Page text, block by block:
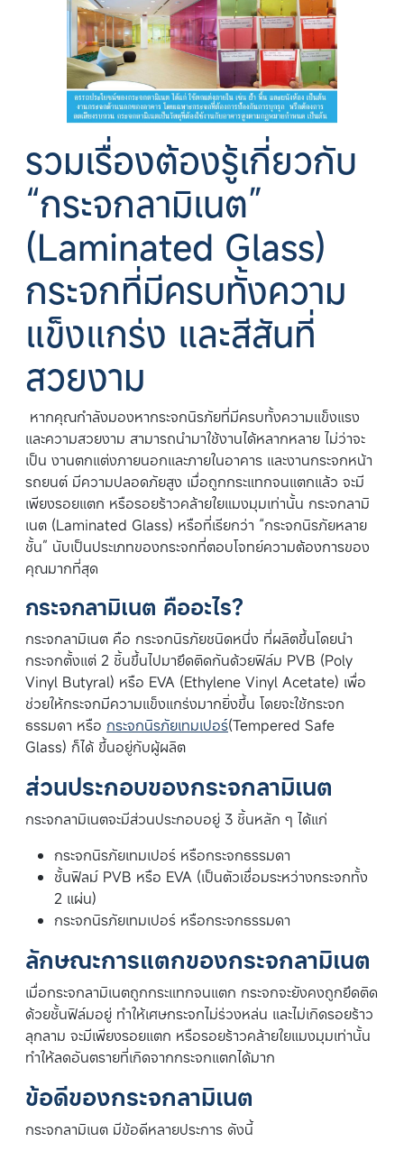
รวมเรื่องต้องรู้เกี่ยวกับ
“กระจกลามิเนต”
(Laminated Glass)
กระจกที่มีครบทั้งความ
แข็งแกร่ง และสีสันที่
สวยงาม
หากคุณกำลังมองหากระจกนิรภัยที่มีครบทั้งความแข็งแรง
และความสวยงาม สามารถนำมาใช้งานได้หลากหลาย ไม่ว่าจะ
เป็น งานตกแต่งภายนอกและภายในอาคาร และงานกระจกหน้า
รถยนต์ มีความปลอดภัยสูง เมื่อถูกกระแทกจนแตกแล้ว จะมี
เพียงรอยแตก หรือรอยร้าวคล้ายใยแมงมุมเท่านั้น กระจกลามิ
เนต (Laminated Glass) หรือที่เรียกว่า “กระจกนิรภัยหลาย
ชั้น” นับเป็นประเภทของกระจกที่ตอบโจทย์ความต้องการของ
คุณมากที่สุด
กระจกลามิเนต คืออะไร?
กระจกลามิเนต คือ กระจกนิรภัยชนิดหนึ่ง ที่ผลิตขึ้นโดยนำ
กระจกตั้งแต่ 2 ชิ้นขึ้นไปมายึดติดกันด้วยฟิล์ม PVB (Poly
Vinyl Butyral) หรือ EVA (Ethylene Vinyl Acetate) เพื่อ
ช่วยให้กระจกมีความแข็งแกร่งมากยิ่งขึ้น โดยจะใช้กระจก
ธรรมดา หรือ กระจกนิรภัยเทมเปอร์(Tempered Safe
Glass) ก็ได้ ขึ้นอยู่กับผู้ผลิต
ส่วนประกอบของกระจกลามิเนต
กระจกลามิเนตจะมีส่วนประกอบอยู่ 3 ชิ้นหลัก ๆ ได้แก่
กระจกนิรภัยเทมเปอร์ หรือกระจกธรรมดา
ชั้นฟิลม์ PVB หรือ EVA (เป็นตัวเชื่อมระหว่างกระจกทั้ง
2 แผ่น)
กระจกนิรภัยเทมเปอร์ หรือกระจกธรรมดา
ลักษณะการแตกของกระจกลามิเนต
เมื่อกระจกลามิเนตถูกกระแทกจนแตก กระจกจะยังคงถูกยึดติด
ด้วยชั้นฟิล์มอยู่ ทำให้เศษกระจกไม่ร่วงหล่น และไม่เกิดรอยร้าว
ลุกลาม จะมีเพียงรอยแตก หรือรอยร้าวคล้ายใยแมงมุมเท่านั้น
ทำให้ลดอันตรายที่เกิดจากกระจกแตกได้มาก
ข้อดีของกระจกลามิเนต
กระจกลามิเนต มีข้อดีหลายประการ ดังนี้